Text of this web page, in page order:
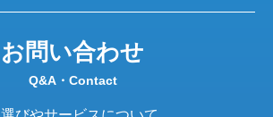
お問い合わせ
Q&A・Contact